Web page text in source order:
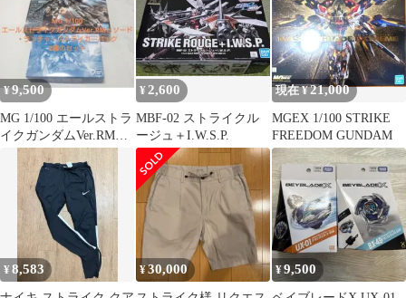
¥9,500
MG 1/100 エールストラ
イクガンダムVer.RM&
ストライカーパック 2
¥2,600
MBF-02 ストライクル
ージュ＋I.W.S.P.
現在 ¥21,000
MGEX 1/100 STRIKE
FREEDOM GUNDAM
¥8,583 ¥30,000 ¥9,500